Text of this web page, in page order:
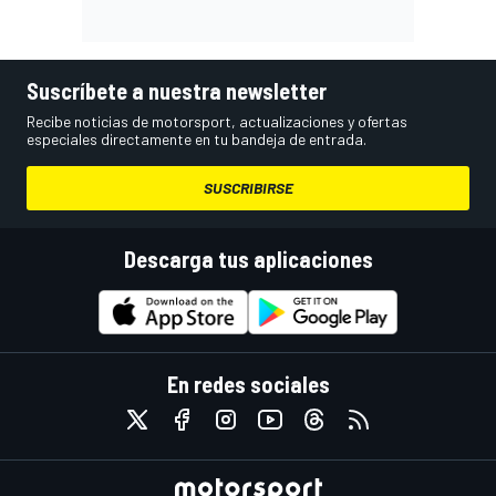
Suscríbete a nuestra newsletter
Recibe noticias de motorsport, actualizaciones y ofertas
especiales directamente en tu bandeja de entrada.
SUSCRIBIRSE
Descarga tus aplicaciones
En redes sociales